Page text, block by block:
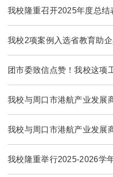
我校隆重召开2025年度总结
我校2项案例入选省教育助
团市委致信点赞！我校这项
我校与周口市港航产业发展
我校与周口市港航产业发展